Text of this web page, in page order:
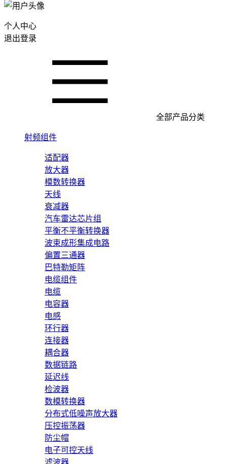
个人中心
退出登录
全部产品分类
射频组件
适配器
放大器
模数转换器
天线
衰减器
汽车雷达芯片组
平衡不平衡转换器
波束成形集成电路
偏置三通器
巴特勒矩阵
电缆组件
电缆
电容器
电感
环行器
连接器
耦合器
数据链路
延迟线
检波器
数模转换器
分布式低噪声放大器
压控振荡器
防尘帽
电子可控天线
滤波器